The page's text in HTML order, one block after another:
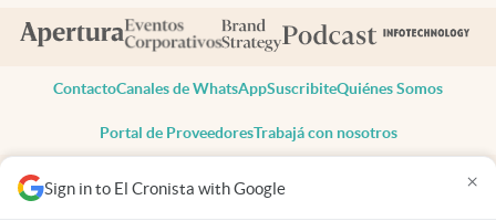
Sign in to El Cronista with Google ×
ContactoCanales de WhatsAppSuscribiteQuiénes Somos
Portal de ProveedoresTrabajá con nosotros
Todos los derechos reservados